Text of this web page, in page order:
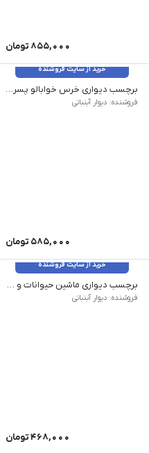
855,000 تومان
خرید از سایت فروشنده
برچسب دیواری خرس خوابالو پسر کد 1496 وزن 120 گرم سایز: بزرگ 95*86، متوسط 76*70 رنگ: بدون تغییر رنگ
فروشنده: دیوار آبنباتی
585,000 تومان
خرید از سایت فروشنده
برچسب دیواری ماشین حیوانات و خورشید کد 1473 وزن 120 گرم سایز: بزرگ 100*100، متوسط 75*75، ابعاد کوچک60 در 60 رنگ: بدون تغییر رنگ
فروشنده: دیوار آبنباتی
468,000تومان